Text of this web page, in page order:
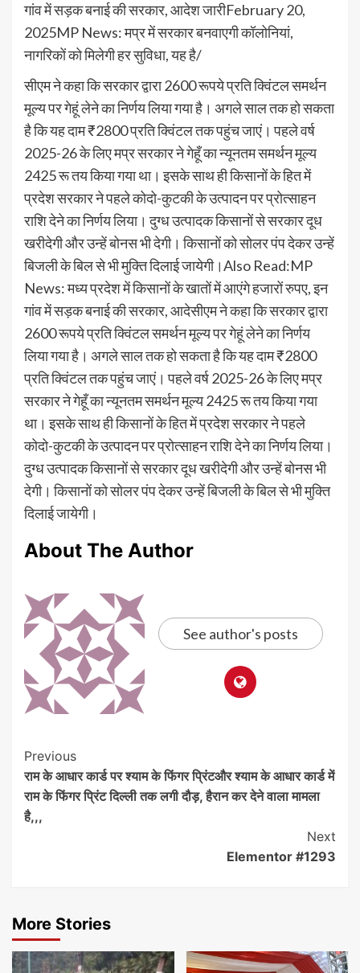
गांव में सड़क बनाई की सरकार, आदेश जारीFebruary 20,
2025MP News: मप्र में सरकार बनवाएगी कॉलोनियां,
नागरिकों को मिलेगी हर सुविधा, यह है/
सीएम ने कहा कि सरकार द्वारा 2600 रूपये प्रति क्विंटल समर्थन
मूल्‍य पर गेहूं लेने का निर्णय लि‍या गया है। अगले साल तक हो सकता
है कि यह दाम ₹2800 प्रति क्विंटल तक पहुंच जाएं। पहले वर्ष
2025-26 के लिए मप्र सरकार ने गेहूँ का न्यूनतम समर्थन मूल्य
2425 रू तय किया गया था। इसके साथ ही किसानों के हित में
प्रदेश सरकार ने पहले कोदो-कुटकी के उत्पादन पर प्रोत्साहन
राशि देने का निर्णय लिया। दुग्ध उत्पादक किसानों से सरकार दूध
खरीदेगी और उन्हें बोनस भी देगी। किसानों को सोलर पंप देकर उन्हें
बिजली के बिल से भी मुक्ति दिलाई जायेगी।Also Read:MP
News: मध्य प्रदेश में किसानों के खातों में आएंगे हजारों रुपए, इन
गांव में सड़क बनाई की सरकार, आदेसीएम ने कहा कि सरकार द्वारा
2600 रूपये प्रति क्विंटल समर्थन मूल्‍य पर गेहूं लेने का निर्णय
लि‍या गया है। अगले साल तक हो सकता है कि यह दाम ₹2800
प्रति क्विंटल तक पहुंच जाएं। पहले वर्ष 2025-26 के लिए मप्र
सरकार ने गेहूँ का न्यूनतम समर्थन मूल्य 2425 रू तय किया गया
था। इसके साथ ही किसानों के हित में प्रदेश सरकार ने पहले
कोदो-कुटकी के उत्पादन पर प्रोत्साहन राशि देने का निर्णय लिया।
दुग्ध उत्पादक किसानों से सरकार दूध खरीदेगी और उन्हें बोनस भी
देगी। किसानों को सोलर पंप देकर उन्हें बिजली के बिल से भी मुक्ति
दिलाई जायेगी।
About The Author
See author's posts
Previous
राम के आधार कार्ड पर श्याम के फिंगर प्रिंटऔर श्याम के आधार कार्ड में
राम के फिंगर प्रिंट दिल्ली तक लगी दौड़, हैरान कर देने वाला मामला
है,,,
Next
Elementor #1293
More Stories